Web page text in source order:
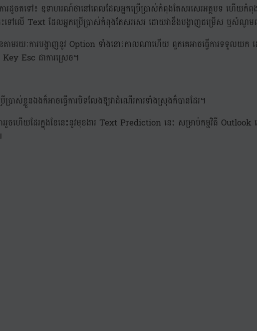
ារដូចតទៅ៖ ឧទាហរណ៍ថានៅពេលដែលអ្នកប្រើប្រាស់កំពុងតែសរសេរអត្ថបទ ហើ
ះទៅលើ Text ដែលអ្នកប្រើប្រាស់កំពុងតែសរសេរ ដោយវានឹងបង្ហាញជម្រើស ឬសំណូ
នតាមរយៈការបង្ហាញនូវ Option ទាំងនោះកាលណាហើយ ពួកគេអាចធ្វើការទទួ
Esc ជាការស្រេច។
ាស់ខ្លួនឯងក៏អាចធ្វើការបិទលែងឱ្យវាដំណើរការទាំងស្រុងក៏បានដែរ។
ររួចហើយដែរក្នុងខែនេះនូវមុខងារ Text Prediction នេះ សម្រាប់កម្មវិធី